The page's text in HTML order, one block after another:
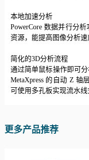
本地加速分析
PowerCore 数据并行分
资源，能提高图像分析速
简化的3D分析流程
通过简单鼠标操作即可
MetaXpress 的自动 Z 轴
可使用多孔板实现流水线
更多产品推荐